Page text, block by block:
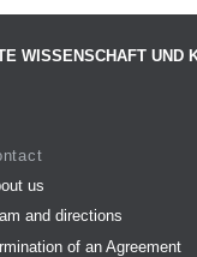
WISSENSCHAFT UND
us
and directions
of an Agreement